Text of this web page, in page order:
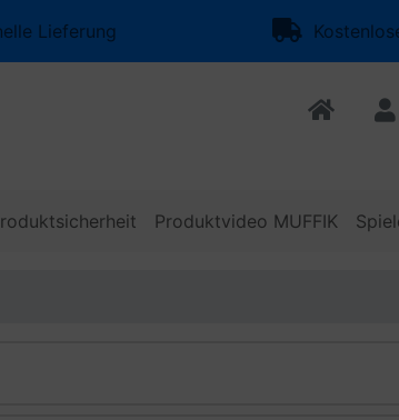
Lieferung
Produktvideo MUFFIK